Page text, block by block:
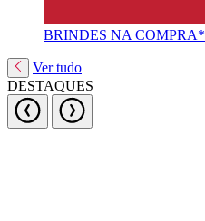
BRINDES NA COMPRA*
Ver tudo
DESTAQUES